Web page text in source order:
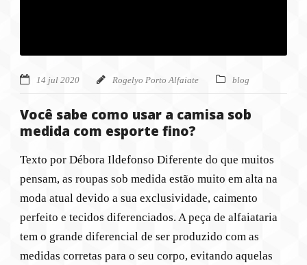
14 jul 2020 Rogelyo Porto Alfaiate blog
Você sabe como usar a camisa sob
medida com esporte fino?
Texto por Débora Ildefonso Diferente do que muitos
pensam, as roupas sob medida estão muito em alta na
moda atual devido a sua exclusividade, caimento
perfeito e tecidos diferenciados. A peça de alfaiataria
tem o grande diferencial de ser produzido com as
medidas corretas para o seu corpo, evitando aquelas